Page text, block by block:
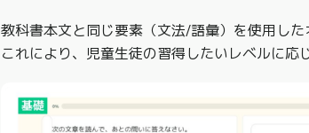
教科書本文と同じ要素（文法/語彙）を使用し
これにより、児童生徒の習得したいレベルに応